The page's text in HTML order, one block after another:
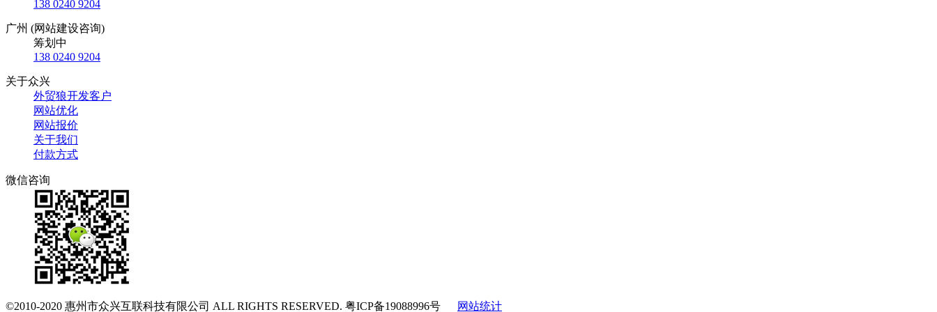
138 0240 9204
广州 (网站建设咨询)
筹划中
138 0240 9204
关于众兴
外贸狼开发客户
网站优化
网站报价
关于我们
付款方式
微信咨询
©2010-2020 惠州市众兴互联科技有限公司 ALL RIGHTS RESERVED. 粤ICP备19088996号 网站统计